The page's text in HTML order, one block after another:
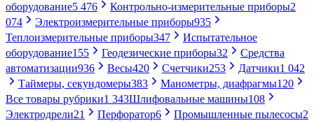
оборудование5 476 Контрольно-измерительные приборы2
074
Электроизмерительные приборы935
Теплоизмерительные приборы347
Испытательное
оборудование155 Геодезические приборы32
Средства
автоматизации936 Весы420 Счетчики253 Датчики1 042
Таймеры, секундомеры383 Манометры, диафрагмы120
Все товары рубрики1 343Шлифовальные машины108
Электродрели21 Перфоратор6 Промышленные пылесосы2